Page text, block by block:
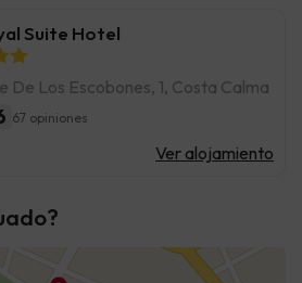
Suite Hotel
De Los Escobones, 1, Costa Calma
67 opiniones
Ver alojamiento